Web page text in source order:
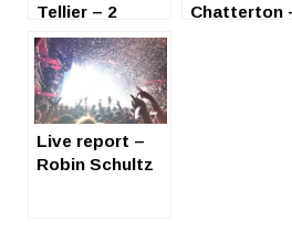
Tellier – 2
places à gagner
pour leur
concert du
06/03 à
Nanterre
Chatterton
Live report –
Robin Schultz